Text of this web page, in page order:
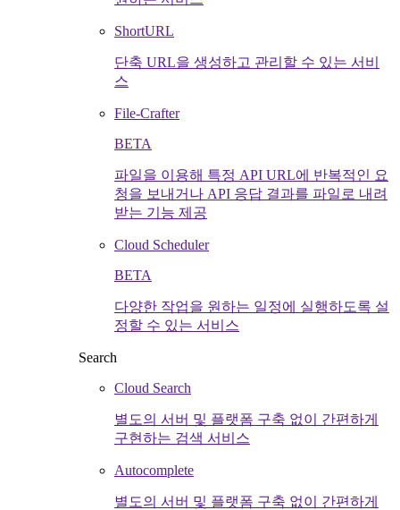
ShortURL
단축 URL을 생성하고 관리할 수 있는 서비
스
File-Crafter
BETA
파일을 이용해 특정 API URL에 반복적인 요
청을 보내거나 API 응답 결과를 파일로 내려
받는 기능 제공
Cloud Scheduler
BETA
다양한 작업을 원하는 일정에 실행하도록 설
정할 수 있는 서비스
Search
Cloud Search
별도의 서버 및 플랫폼 구축 없이 간편하게
구현하는 검색 서비스
Autocomplete
별도의 서버 및 플랫폼 구축 없이 간편하게